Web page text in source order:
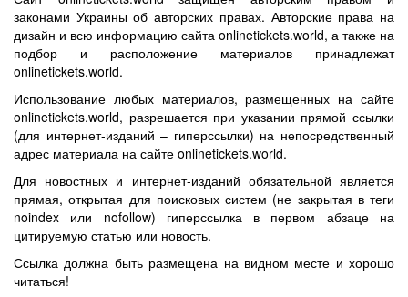
законами Украины об авторских правах. Авторские права на
дизайн и всю информацию сайта onlinetickets.world, а также на
подбор и расположение материалов принадлежат
onlinetickets.world.
Использование любых материалов, размещенных на сайте
onlinetickets.world, разрешается при указании прямой ссылки
(для интернет-изданий – гиперссылки) на непосредственный
адрес материала на сайте onlinetickets.world.
Для новостных и интернет-изданий обязательной является
прямая, открытая для поисковых систем (не закрытая в теги
noindex или nofollow) гиперссылка в первом абзаце на
цитируемую статью или новость.
Ссылка должна быть размещена на видном месте и хорошо
читаться!